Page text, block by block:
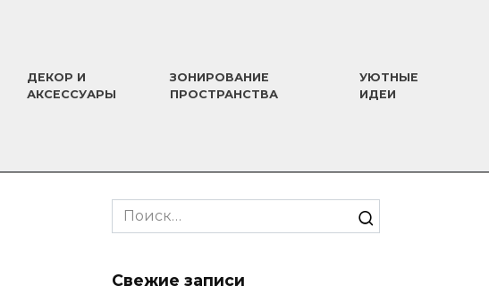
ДЕКОР И
АКСЕССУАРЫ
ЗОНИРОВАНИЕ
ПРОСТРАНСТВА
УЮТНЫЕ
ИДЕИ
Search
for:
Свежие записи